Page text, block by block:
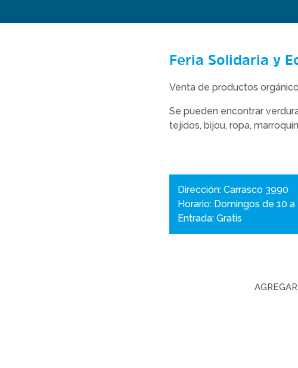
Feria Solidaria y
Venta de productos
Se pueden encontrar
tejidos, bijou, ropa,
Dirección: Carrasco 3990
Horario: Domingos de 10 a
Entrada: Gratis
AGREGAR